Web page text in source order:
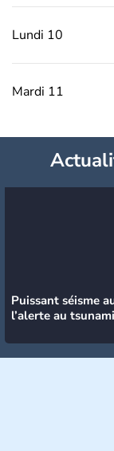
Lundi 10
Mardi 11
Puissant séisme
l’alerte au tsunami